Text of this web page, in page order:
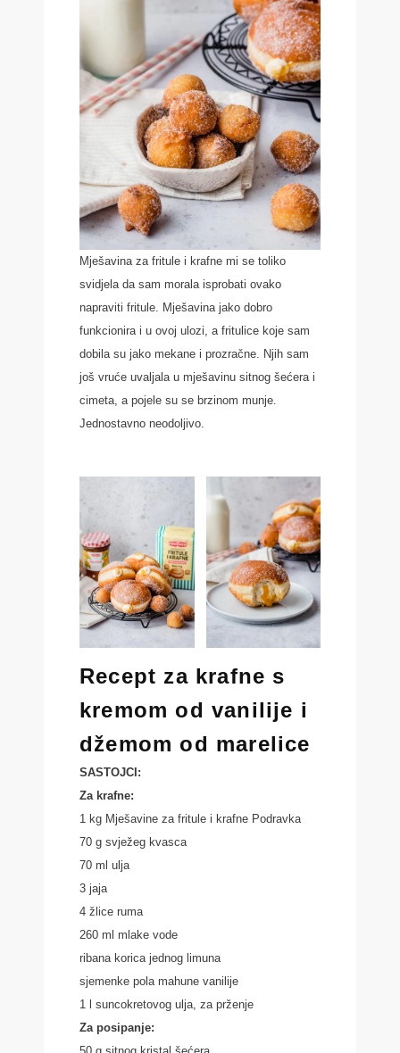
Mješavina za fritule i krafne mi se toliko
svidjela da sam morala isprobati ovako
napraviti fritule. Mješavina jako dobro
funkcionira i u ovoj ulozi, a fritulice koje sam
dobila su jako mekane i prozračne. Njih sam
još vruće uvaljala u mješavinu sitnog šećera i
cimeta, a pojele su se brzinom munje.
Jednostavno neodoljivo.
Recept za krafne s
kremom od vanilije i
džemom od marelice
SASTOJCI:
Za krafne:
1 kg Mješavine za fritule i krafne Podravka
70 g svježeg kvasca
70 ml ulja
3 jaja
4 žlice ruma
260 ml mlake vode
ribana korica jednog limuna
sjemenke pola mahune vanilije
1 l suncokretovog ulja, za prženje
Za posipanje: